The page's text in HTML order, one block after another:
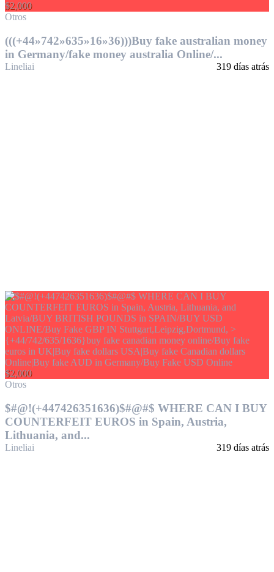
$2,000
Otros
(((+44»742»635»16»36)))Buy fake australian money
in Germany/fake money australia Online/...
Lineliai 319 días atrás
$2,000
Otros
$#@!(+447426351636)$#@#$ WHERE CAN I BUY
COUNTERFEIT EUROS in Spain, Austria,
Lithuania, and...
Lineliai 319 días atrás